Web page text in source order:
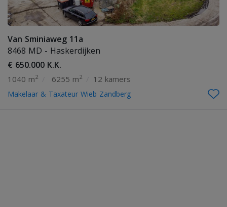
Van Sminiaweg 11a
8468 MD - Haskerdijken
€ 650.000 K.K.
1040 m2 6255 m2 12 kamers
Makelaar & Taxateur Wieb Zandberg